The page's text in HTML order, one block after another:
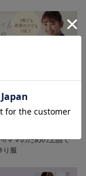
!!ママのための上品で
り服